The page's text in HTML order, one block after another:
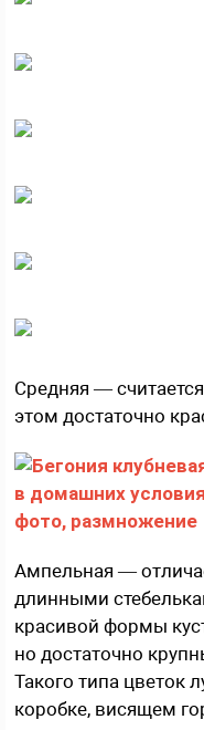
Средняя —
этом достаточно
Ампельная —
длинными
красивой формы
но достаточно
Такого типа цветок
коробке, висящем